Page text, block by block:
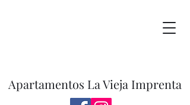
Apartamentos La Vieja Imprenta